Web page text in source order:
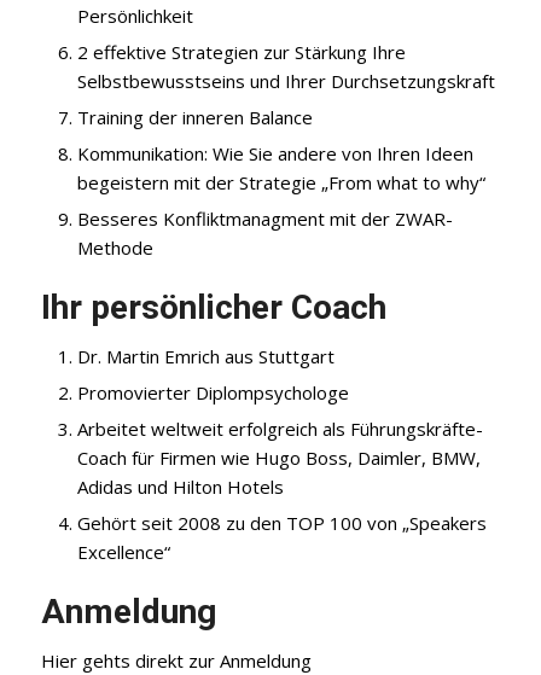
Persönlichkeit
2 effektive Strategien zur Stärkung Ihre
Selbstbewusstseins und Ihrer Durchsetzungskraft
Training der inneren Balance
Kommunikation: Wie Sie andere von Ihren Ideen
begeistern mit der Strategie „From what to why“
Besseres Konfliktmanagment mit der ZWAR-
Methode
Ihr persönlicher Coach
Dr. Martin Emrich aus Stuttgart
Promovierter Diplompsychologe
Arbeitet weltweit erfolgreich als Führungskräfte-
Coach für Firmen wie Hugo Boss, Daimler, BMW,
Adidas und Hilton Hotels
Gehört seit 2008 zu den TOP 100 von „Speakers
Excellence“
Anmeldung
Hiergehts direkt zur Anmeldung